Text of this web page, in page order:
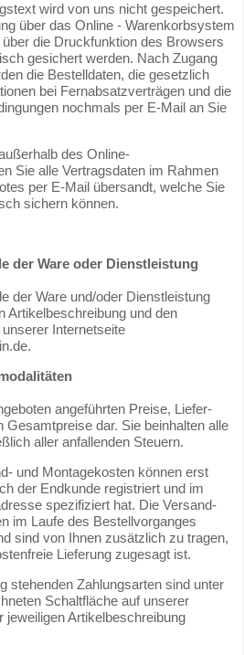
wird von uns nicht gespeichert.
über das Online - Warenkorbsystem
die Druckfunktion des Browsers
gesichert werden. Nach Zugang
die Bestelldaten, die gesetzlich
bei Fernabsatzverträgen und die
nochmals per E-Mail an Sie
des Online-
Sie alle Vertragsdaten im Rahmen
per E-Mail übersandt, welche Sie
sichern können.
der Ware oder Dienstleistung
der Ware und/oder Dienstleistung
Artikelbeschreibung und den
Internetseite
angeführten Preise, Liefer-
Gesamtpreise dar. Sie beinhalten alle
aller anfallenden Steuern.
und Montagekosten können erst
der Endkunde registriert und im
spezifiziert hat. Die Versand-
im Laufe des Bestellvorganges
sind von Ihnen zusätzlich zu tragen,
Lieferung zugesagt ist.
stehenden Zahlungsarten sind unter
Schaltfläche auf unserer
jeweiligen Artikelbeschreibung